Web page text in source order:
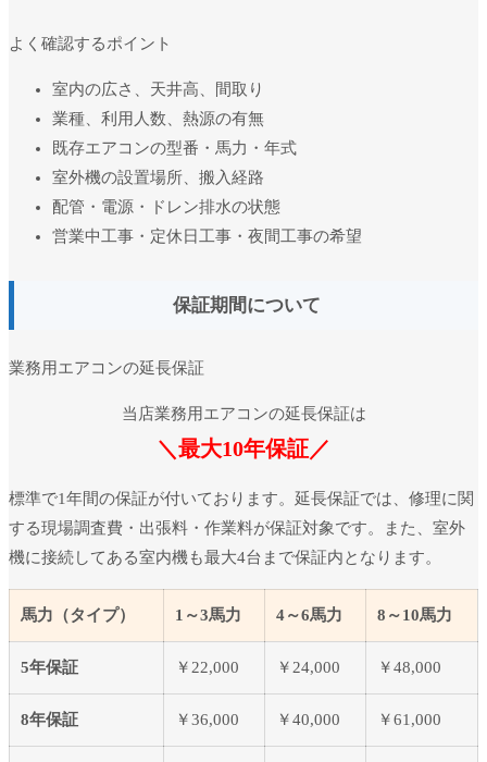
よく確認するポイント
室内の広さ、天井高、間取り
業種、利用人数、熱源の有無
既存エアコンの型番・馬力・年式
室外機の設置場所、搬入経路
配管・電源・ドレン排水の状態
営業中工事・定休日工事・夜間工事の希望
保証期間について
業務用エアコンの延長保証
当店業務用エアコンの延長保証は
＼最大10年保証／
標準で1年間の保証が付いております。延長保証では、修理に関
する現場調査費・出張料・作業料が保証対象です。また、室外
機に接続してある室内機も最大4台まで保証内となります。
馬力（タイプ） 1～3馬力 4～6馬力 8～10馬力
5年保証 ￥22,000 ￥24,000 ￥48,000
8年保証 ￥36,000 ￥40,000 ￥61,000